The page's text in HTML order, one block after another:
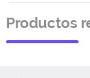
Productos